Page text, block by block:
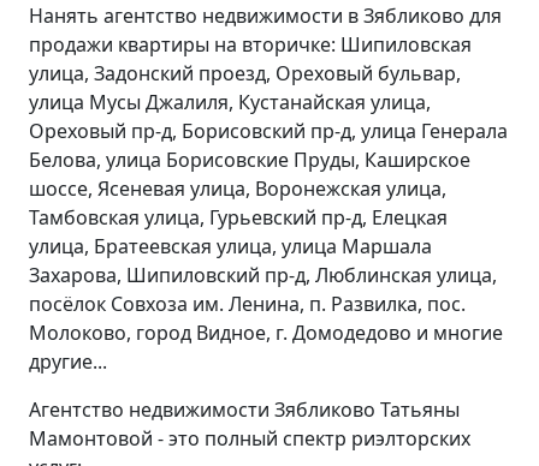
Нанять агентство недвижимости в Зябликово для
продажи квартиры на вторичке: Шипиловская
улица, Задонский проезд, Ореховый бульвар,
улица Мусы Джалиля, Кустанайская улица,
Ореховый пр-д, Борисовский пр-д, улица Генерала
Белова, улица Борисовские Пруды, Каширское
шоссе, Ясеневая улица, Воронежская улица,
Тамбовская улица, Гурьевский пр-д, Елецкая
улица, Братеевская улица, улица Маршала
Захарова, Шипиловский пр-д, Люблинская улица,
посёлок Совхоза им. Ленина, п. Развилка, пос.
Молоково, город Видное, г. Домодедово и многие
другие...
Агентство недвижимости Зябликово Татьяны
Мамонтовой - это полный спектр риэлторских